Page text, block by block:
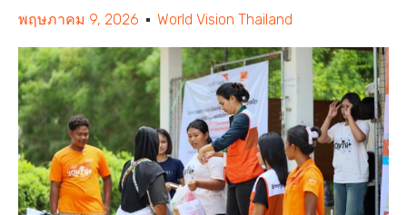
พฤษภาคม 9, 2026 World Vision Thailand